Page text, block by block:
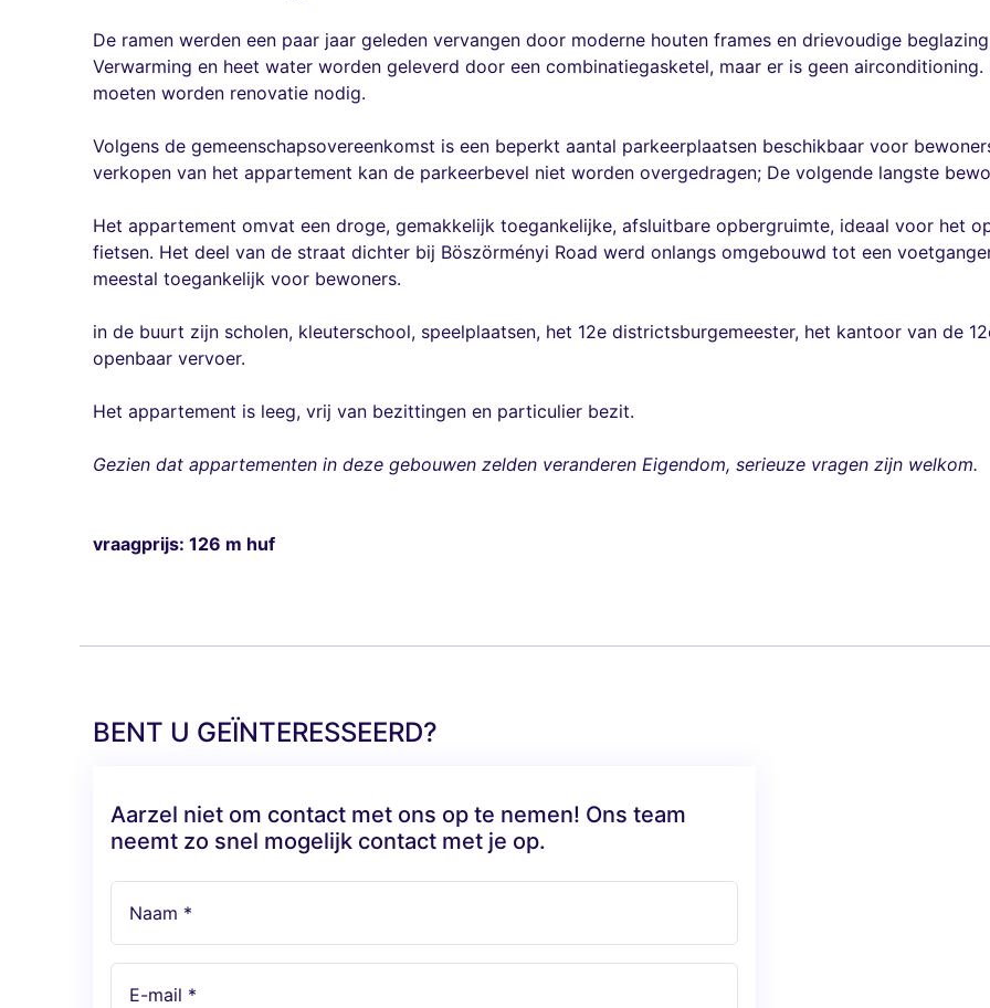
De ramen werden een paar jaar geleden vervangen door moderne houten frames en drievoudige
Verwarming en heet water worden geleverd door een combinatiegasketel, maar er is geen
moeten worden renovatie nodig.
Volgens de gemeenschapsovereenkomst is een beperkt aantal parkeerplaatsen beschikbaar voor
verkopen van het appartement kan de parkeerbevel niet worden overgedragen; De volgende langste
Het appartement omvat een droge, gemakkelijk toegankelijke, afsluitbare opbergruimte, ideaal voor het
fietsen. Het deel van de straat dichter bij Böszörményi Road werd onlangs omgebouwd tot een
meestal toegankelijk voor bewoners.
in de buurt zijn scholen, kleuterschool, speelplaatsen, het 12e districtsburgemeester, het kantoor van de
openbaar vervoer.
Het appartement is leeg, vrij van bezittingen en particulier bezit.
Gezien dat appartementen in deze gebouwen zelden veranderen Eigendom, serieuze vragen zijn welkom.
vraagprijs: 126 m huf
BENT U GEÏNTERESSEERD?
Aarzel niet om contact met ons op te nemen! Ons team
neemt zo snel mogelijk contact met je op.
Naam *
E-mail *